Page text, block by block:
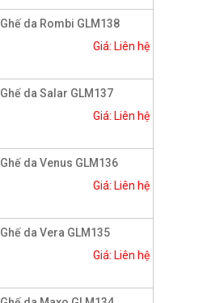
Ghế da Rombi GLM138
Giá: Liên hệ
Ghế da Salar GLM137
Giá: Liên hệ
Ghế da Venus GLM136
Giá: Liên hệ
Ghế da Vera GLM135
Giá: Liên hệ